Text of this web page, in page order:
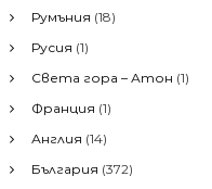
а
Румъния (18)
Русия (1)
Света гора – Атон (1)
Франция (1)
Англия (14)
България (372)